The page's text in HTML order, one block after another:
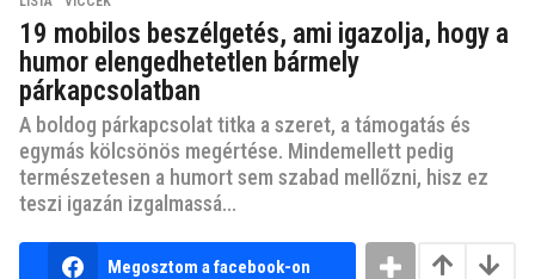
19 mobilos beszélgetés, ami igazolja, hogy a
humor elengedhetetlen bármely
párkapcsolatban
A boldog párkapcsolat titka a szeret, a támogatás és
egymás kölcsönös megértése. Mindemellett pedig
természetesen a humort sem szabad mellőzni, hisz ez
teszi igazán izgalmassá...
Megosztom a facebook-on